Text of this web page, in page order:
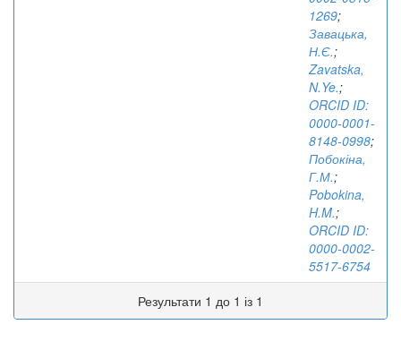
1269;
Завацька,
Н.Є.;
Zavatska,
N.Ye.;
ORCID ID:
0000-0001-
8148-0998;
Побокіна,
Г.М.;
Pobokina,
H.M.;
ORCID ID:
0000-0002-
5517-6754
Результати 1 до 1 із 1